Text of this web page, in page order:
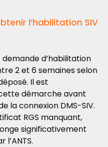
l’habilitation SIV
demande d’habilitation
2 et 6 semaines selon
Il est
démarche avant
la connexion DMS-SIV.
RGS manquant,
significativement